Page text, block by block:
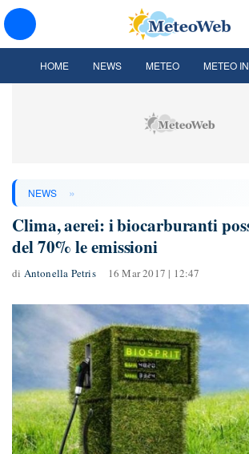
HOME NEWS METEO METEO
NEWS »
Clima, aerei: i biocarburanti
del 70% le emissioni
di Antonella Petris 16 Mar 2017 | 12:47